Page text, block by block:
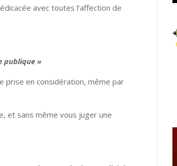
avec toutes l’affection de
publique »
prise en considération, même par
et sans même vous juger une